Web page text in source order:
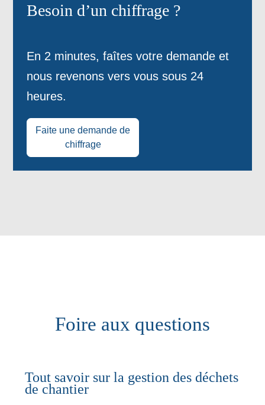
Besoin d’un chiffrage ?
En 2 minutes, faîtes votre demande et
nous revenons vers vous sous 24
heures.
Faite une demande de
chiffrage
Foire aux questions
Tout savoir sur la gestion des déchets
de chantier